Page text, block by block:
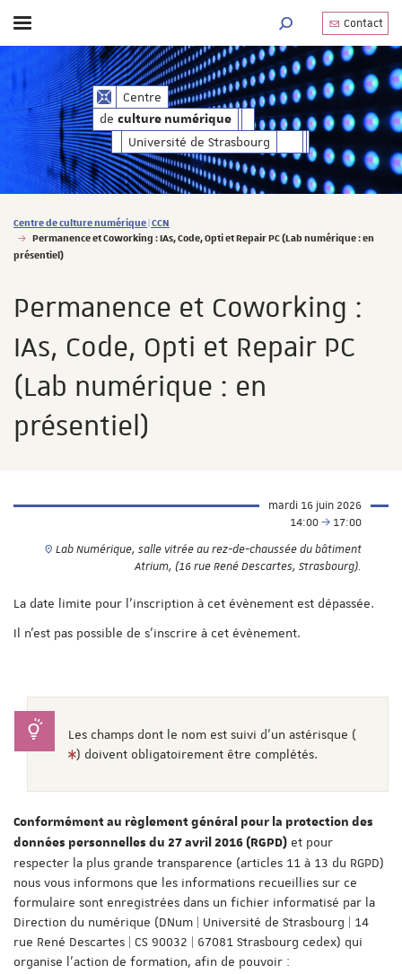
Centredeculture numérique
de culture numérique
Université de Strasbourg
Afficher / masquer le menu MOTEUR DE
Contact
Vous êtes ici :
Centre de culture numérique | CCN
Permanence et Coworking : IAs, Code, Opti et Repair PC (Lab numérique : en
présentiel)
Permanence et Coworking :
IAs, Code, Opti et Repair PC
(Lab numérique : en
présentiel)
mardi 16 juin 2026
14:00
17:00
Lab Numérique, salle vitrée au rez-de-chaussée du bâtiment
Atrium, (16 rue René Descartes, Strasbourg).
La date limite pour l'inscription à cet évènement est dépassée.
Il n'est pas possible de s'inscrire à cet évènement.
Les champs dont le nom est suivi d'un astérisque (
) doivent obligatoirement être complétés.
Conformément au règlement général pour la protection des
données personnelles du 27 avril 2016 (RGPD) et pour
respecter la plus grande transparence (articles 11 à 13 du RGPD)
nous vous informons que les informations recueillies sur ce
formulaire sont enregistrées dans un fichier informatisé par la
Direction du numérique (DNum | Université de Strasbourg | 14
rue René Descartes | CS 90032 | 67081 Strasbourg cedex) qui
organise l'action de formation, afin de pouvoir :